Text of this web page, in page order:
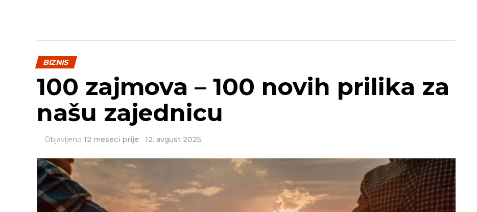
BIZNIS
100 zajmova – 100 novih prilika za
našu zajednicu
Objavljeno 12 meseci prije 12. avgust 2025.